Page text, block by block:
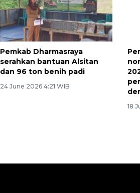
Pemkab Dharmasraya
serahkan bantuan Alsitan
dan 96 ton benih padi
24 June 2026 4:21 WIB
18